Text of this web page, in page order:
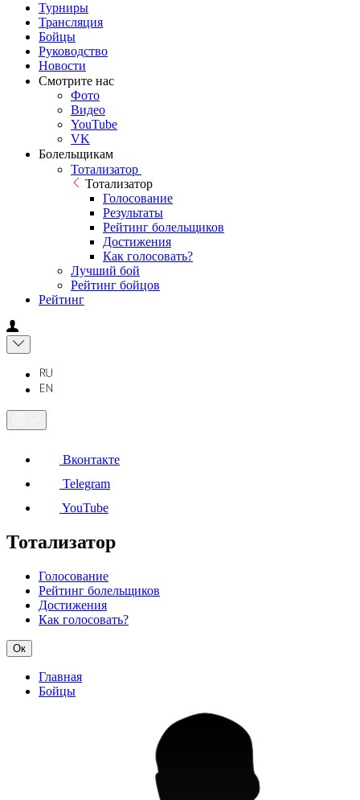
Турниры
Трансляция
Бойцы
Руководство
Новости
Смотрите нас
Фото
Видео
YouTube
VK
Болельщикам
Тотализатор
Тотализатор
Голосование
Результаты
Рейтинг болельщиков
Достижения
Как голосовать?
Лучший бой
Рейтинг бойцов
Рейтинг
Вконтакте
Telegram
YouTube
Тотализатор
Голосование
Рейтинг болельщиков
Достижения
Как голосовать?
Ок
Главная
Бойцы